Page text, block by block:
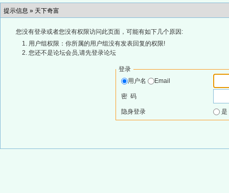
提示信息 » 天下奇富
您没有登录或者您没有权限访问此页面，可能有如下几个原因:
用户组权限：你所属的用户组没有发表回复的权限!
您还不是论坛会员,请先登录论坛
登录
用户名
Email
密 码
隐身登录